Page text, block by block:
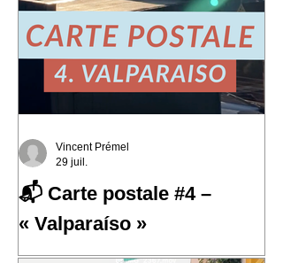
📬 Carte postale #4 –
« Valparaíso »
📬 Carte postale #4 – « Valparaíso »
Vincent Prémel
29 juil.